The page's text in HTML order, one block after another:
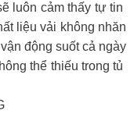
luôn cảm thấy tự tin
liệu vải không nhăn
động suốt cả ngày
thể thiếu trong tủ